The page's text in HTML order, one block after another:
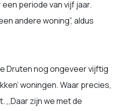
periode van vijf jaar.
andere woning”, aldus
Druten nog ongeveer vijftig
woningen. Waar precies,
,,Daar zijn we met de